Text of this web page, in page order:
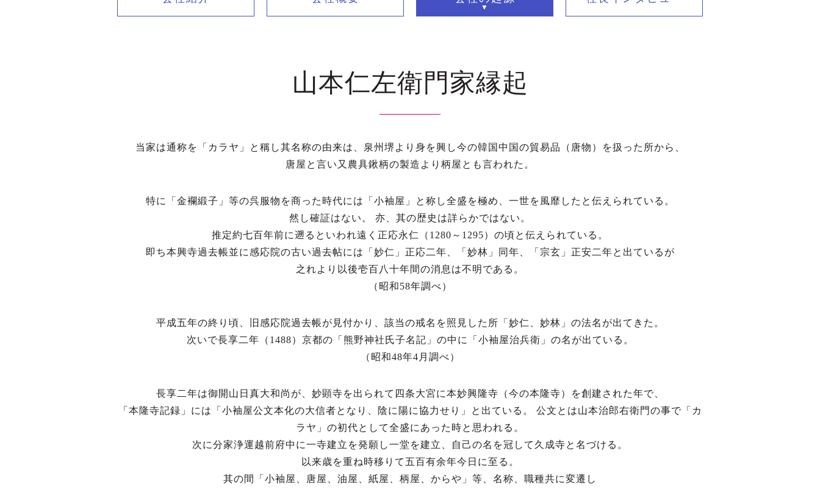
山本仁左衛門家縁起
当家は通称を「カラヤ」と稱し其名称の由来は、泉州堺より身を興し今の韓国中国の貿易品（唐物）を扱った所から、
唐屋と言い又農具鍬柄の製造より柄屋とも言われた。
特に「金襴緞子」等の呉服物を商った時代には「小袖屋」と称し全盛を極め、一世を風靡したと伝えられている。
然し確証はない。 亦、其の歴史は詳らかではない。
推定約七百年前に遡るといわれ遠く正応永仁（1280～1295）の頃と伝えられている。
即ち本興寺過去帳並に感応院の古い過去帖には「妙仁」正応二年、「妙林」同年、「宗玄」正安二年と出ているが
之れより以後壱百八十年間の消息は不明である。
（昭和58年調べ）
平成五年の終り頃、旧感応院過去帳が見付かり、該当の戒名を照見した所「妙仁、妙林」の法名が出てきた。
次いで長享二年（1488）京都の「熊野神社氏子名記」の中に「小袖屋治兵衛」の名が出ている。
（昭和48年4月調べ）
長享二年は御開山日真大和尚が、妙顕寺を出られて四条大宮に本妙興隆寺（今の本隆寺）を創建された年で、
「本隆寺記録」には「小袖屋公文本化の大信者となり、陰に陽に協力せり」と出ている。 公文とは山本治郎右衛門の事で「カ
ラヤ」の初代として全盛にあった時と思われる。
次に分家浄運越前府中に一寺建立を発願し一堂を建立、自己の名を冠して久成寺と名づける。
以来歳を重ね時移りて五百有余年今日に至る。
其の間「小袖屋、唐屋、油屋、紙屋、柄屋、からや」等、名称、職種共に変遷し